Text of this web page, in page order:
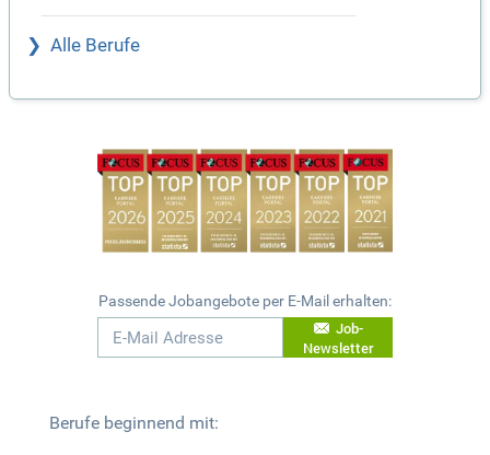
Alle Berufe
Passende Jobangebote per E-Mail erhalten:
Job-
Newsletter
Berufe beginnend mit: